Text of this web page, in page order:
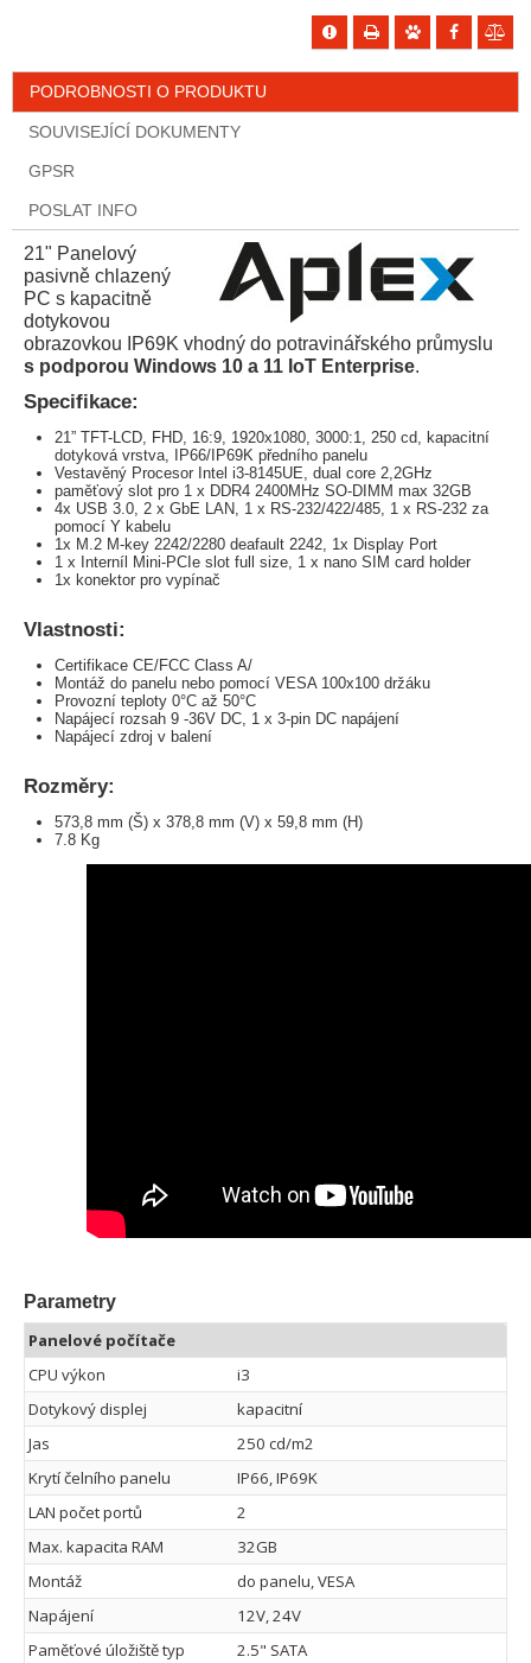
PODROBNOSTI O PRODUKTU
SOUVISEJÍCÍ DOKUMENTY
GPSR
POSLAT INFO
21" Panelový
pasivně chlazený
PC s kapacitně
dotykovou
obrazovkou IP69K vhodný do potravinářského průmyslu
s podporou Windows 10 a 11 IoT Enterprise.
Specifikace:
21” TFT-LCD, FHD, 16:9, 1920x1080, 3000:1, 250 cd, kapacitní
dotyková vrstva, IP66/IP69K předního panelu
Vestavěný Procesor Intel i3-8145UE, dual core 2,2GHz
paměťový slot pro 1 x DDR4 2400MHz SO-DIMM max 32GB
4x USB 3.0, 2 x GbE LAN, 1 x RS-232/422/485, 1 x RS-232 za
pomocí Y kabelu
1x M.2 M-key 2242/2280 deafault 2242, 1x Display Port
1 x Interníl Mini-PCIe slot full size, 1 x nano SIM card holder
1x konektor pro vypínač
Vlastnosti:
Certifikace CE/FCC Class A/
Montáž do panelu nebo pomocí VESA 100x100 držáku
Provozní teploty 0°C až 50°C
Napájecí rozsah 9 -36V DC, 1 x 3-pin DC napájení
Napájecí zdroj v balení
Rozměry:
573,8 mm (Š) x 378,8 mm (V) x 59,8 mm (H)
7.8 Kg
Parametry
Panelové počítače
CPU výkon
i3
Dotykový displej
kapacitní
Jas
250 cd/m2
Krytí čelního panelu
IP66, IP69K
LAN počet portů
2
Max. kapacita RAM
32GB
Montáž
do panelu, VESA
Napájení
12V, 24V
Paměťové úložiště typ
2.5" SATA